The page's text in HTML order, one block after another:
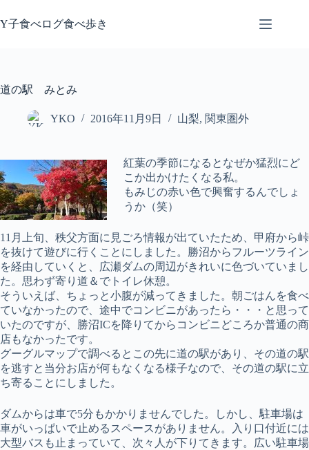
ン
ス
Y子食べログ食べ歩き
道の駅 みとみ
YKO 2016年11月9日 山梨, 関東圏外
紅葉の季節になるとなぜか猛烈にど
こか出かけたくなる私。
もみじの赤い色で興奮するんでしょ
うか（笑）
11月上旬、秩父方面に見ごろ情報が出ていたため、甲府から峠
を抜けて遊びに行くことにしました。勝沼からフルーツライン
を経由していくと、広瀬ダムの周辺がきれいに色づいていまし
た。思わず寄り道＆でトイレ休憩。
そういえば、ちょっと小腹が減ってきました。朝ごはんを食べ
ていなかったので、途中でコンビニがあったら・・・と思って
いたのですが、勝沼ICを降りてからコンビニどころか普通の商
店もなかったです。
グーグルマップで調べるとこの先に道の駅があり、その道の駅
を逃すと当分お店が何もなくなる様子なので、その道の駅に立
ち寄ることにしました。
ダムからは車で5分もかかりませんでした。しかし、駐車場は
車がいっぱいで止めるスペースがありません。入り口付近には
大型バスも止まっていて、次々人が下りてきます。広い駐車場